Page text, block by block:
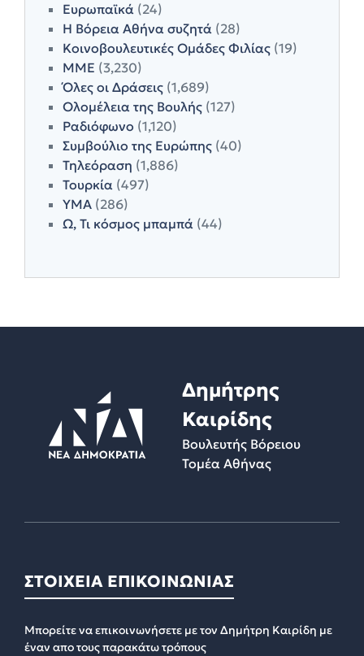
Ευρωπαϊκά (24)
Η Βόρεια Αθήνα συζητά (28)
Κοινοβουλευτικές Ομάδες Φιλίας (19)
ΜΜΕ (3,230)
Όλες οι Δράσεις (1,689)
Ολομέλεια της Βουλής (127)
Ραδιόφωνο (1,120)
Συμβούλιο της Ευρώπης (40)
Τηλεόραση (1,886)
Τουρκία (497)
ΥΜΑ (286)
Ω, Τι κόσμος μπαμπά (44)
Δημήτρης
Καιρίδης
Βουλευτής Βόρειου
Τομέα Αθήνας
ΣΤΟΙΧΕΙΑ ΕΠΙΚΟΙΝΩΝΙΑΣ
Μπορείτε να επικοινωνήσετε με τον Δημήτρη Καιρίδη με
έναν απο τους παρακάτω τρόπους